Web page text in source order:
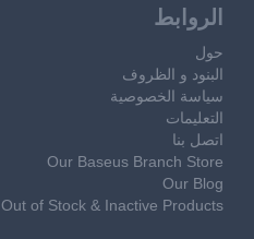
الروابط
حول
البنود و الظروف
سياسة الخصوصية
التعليمات
اتصل بنا
Our Baseus Branch Store
Our Blog
Out of Stock & Inactive Products